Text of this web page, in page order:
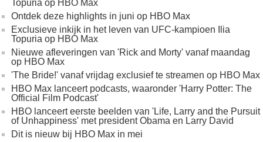
Topuria op HBO Max
Ontdek deze highlights in juni op HBO Max
Exclusieve inkijk in het leven van UFC-kampioen Ilia
Topuria op HBO Max
Nieuwe afleveringen van 'Rick and Morty' vanaf maandag
op HBO Max
'The Bride!' vanaf vrijdag exclusief te streamen op HBO Max
HBO Max lanceert podcasts, waaronder 'Harry Potter: The
Official Film Podcast'
HBO lanceert eerste beelden van 'Life, Larry and the Pursuit
of Unhappiness' met president Obama en Larry David
Dit is nieuw bij HBO Max in mei